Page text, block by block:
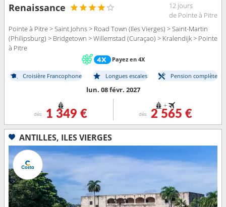
Renaissance
12 jours
de Pointe à Pitre
Pointe à Pitre > Saint Johns > Road Town (Iles Vierges) > Saint-Martin
(Philipsburg) > Bridgetown > Willemstad (Curaçao) > Kralendijk > Pointe
à Pitre
Payez en 4X
Croisière Francophone Longues escales Pension complète
lun. 08 févr. 2027
dès 1 349 €
+
dès 2 565 €
ANTILLES, ILES VIERGES